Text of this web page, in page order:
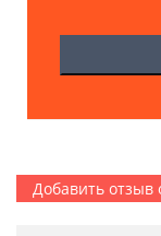
Добавить отзыв